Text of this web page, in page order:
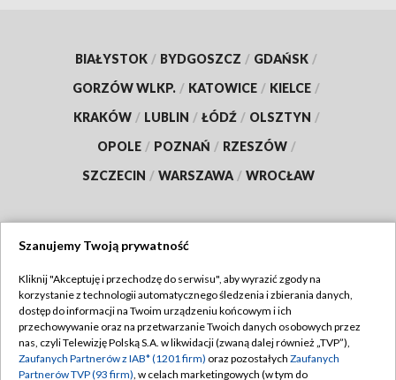
BIAŁYSTOK / BYDGOSZCZ / GDAŃSK /
GORZÓW WLKP. / KATOWICE / KIELCE /
KRAKÓW / LUBLIN / ŁÓDŹ / OLSZTYN /
OPOLE / POZNAŃ / RZESZÓW /
SZCZECIN / WARSZAWA / WROCŁAW
TVP
Abonament TVP
Emisja w TVP
Regulamin TVP
Polityka prywatności
Szanujemy Twoją prywatność
Kliknij "Akceptuję i przechodzę do serwisu", aby wyrazić zgody na
korzystanie z technologii automatycznego śledzenia i zbierania danych,
dostęp do informacji na Twoim urządzeniu końcowym i ich
przechowywanie oraz na przetwarzanie Twoich danych osobowych przez
nas, czyli Telewizję Polską S.A. w likwidacji (zwaną dalej również „TVP”),
Zaufanych Partnerów z IAB* (1201 firm) oraz pozostałych Zaufanych
Partnerów TVP (93 firm), w celach marketingowych (w tym do